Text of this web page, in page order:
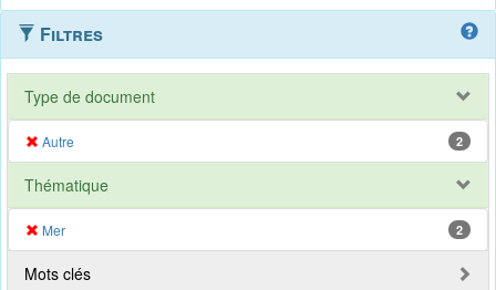
Filtres
Type de document
Autre 2
Thématique
Mer 2
Mots clés